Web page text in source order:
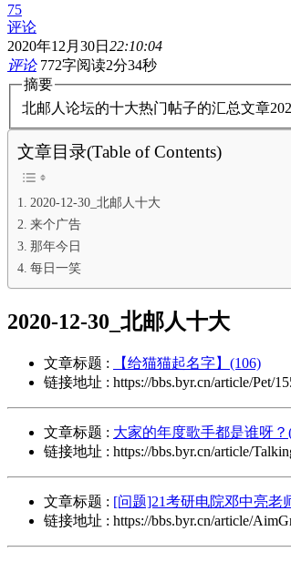
75
评论
2020年12月30日 22:10:04
评论 772字阅读2分34秒
摘要
北邮人论坛的十大热门帖子的汇总文章
文章目录(Table of Contents)
2020-12-30_北邮人十大
来个广告
那年今日
每日一笑
2020-12-30_北邮人十大
文章标题 :
【给猫猫起名字】(106)
链接地址 : https://bbs.byr.cn/article/Pet/
文章标题 : 大家的年度歌手都是谁呀？
链接地址 : https://bbs.byr.cn/article/
文章标题 : [问题]21考研电院邓中亮老
链接地址 : https://bbs.byr.cn/article/